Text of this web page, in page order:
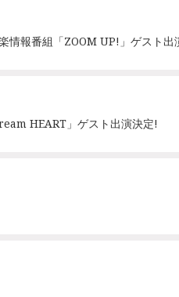
報番組「ZOOM UP!」ゲスト出
HEART」ゲスト出演決定!